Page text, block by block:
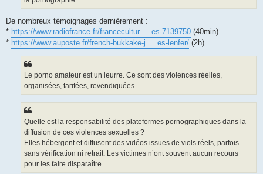
De nombreux témoignages dernièrement :
* https://www.radiofrance.fr/francecultur ... es-7139750 (40min)
* https://www.auposte.fr/french-bukkake-j ... es-lenfer/ (2h)
Le porno amateur est un leurre. Ce sont des violences réelles,
organisées, tarifées, revendiquées.
Quelle est la responsabilité des plateformes pornographiques dans la
diffusion de ces violences sexuelles ?
Elles hébergent et diffusent des vidéos issues de viols réels, parfois
sans vérification ni retrait. Les victimes n’ont souvent aucun recours
pour les faire disparaître.